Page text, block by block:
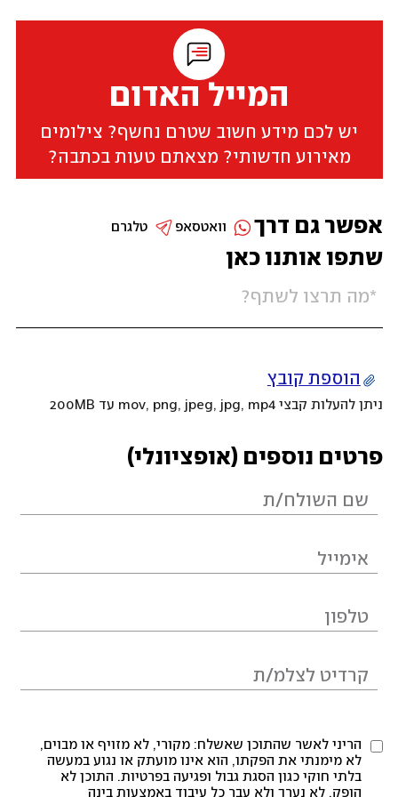
המייל האדום
יש לכם מידע חשוב שטרם נחשף? צילומים
מאירוע חדשותי? מצאתם טעות בכתבה?
שתפו אותנו כאן
הוספת קובץ
ניתן להעלות קבצי mov, png, jpeg, jpg, mp4 עד 200MB
פרטים נוספים (אופציונלי)
הריני לאשר שהתוכן שאשלח: מקורי, לא מזויף או מבוים,
לא מימנתי את הפקתו, הוא אינו מועתק או נגוע במעשה
בלתי חוקי כגון הסגת גבול ופגיעה בפרטיות. התוכן לא
הופק, לא נערך ולא עבר כל עיבוד באמצעות בינה
אפשר גם דרך טלגרם וואטסאפ